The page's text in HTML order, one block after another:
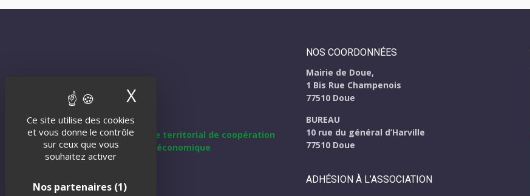
Ce site utilise des cookies
et vous donne le contrôle
sur ceux que vous
souhaitez activer
Nos partenaires (1)
X Masquer le bandeau des cookies
NOS COORDONNÉES
Mairie de Doue,
1 Bis Rue Champenois
77510 Doue
BUREAU
10 rue du général d’Harville
77510 Doue
ADHÉSION À L’ASSOCIATION